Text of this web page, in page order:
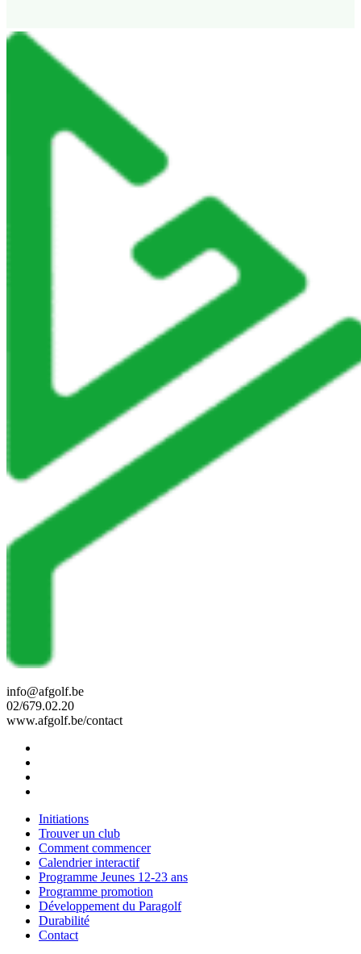
info@afgolf.be
02/679.02.20
www.afgolf.be/contact
Initiations
Trouver un club
Comment commencer
Calendrier interactif
Programme Jeunes 12-23 ans
Programme promotion
Développement du Paragolf
Durabilité
Contact